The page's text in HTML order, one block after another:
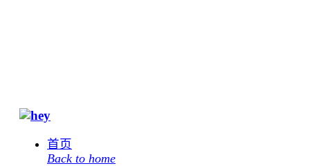
首页
Back to home